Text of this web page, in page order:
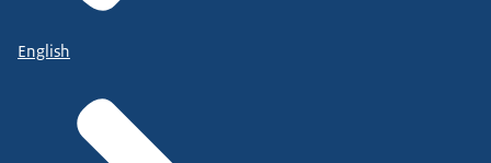
English